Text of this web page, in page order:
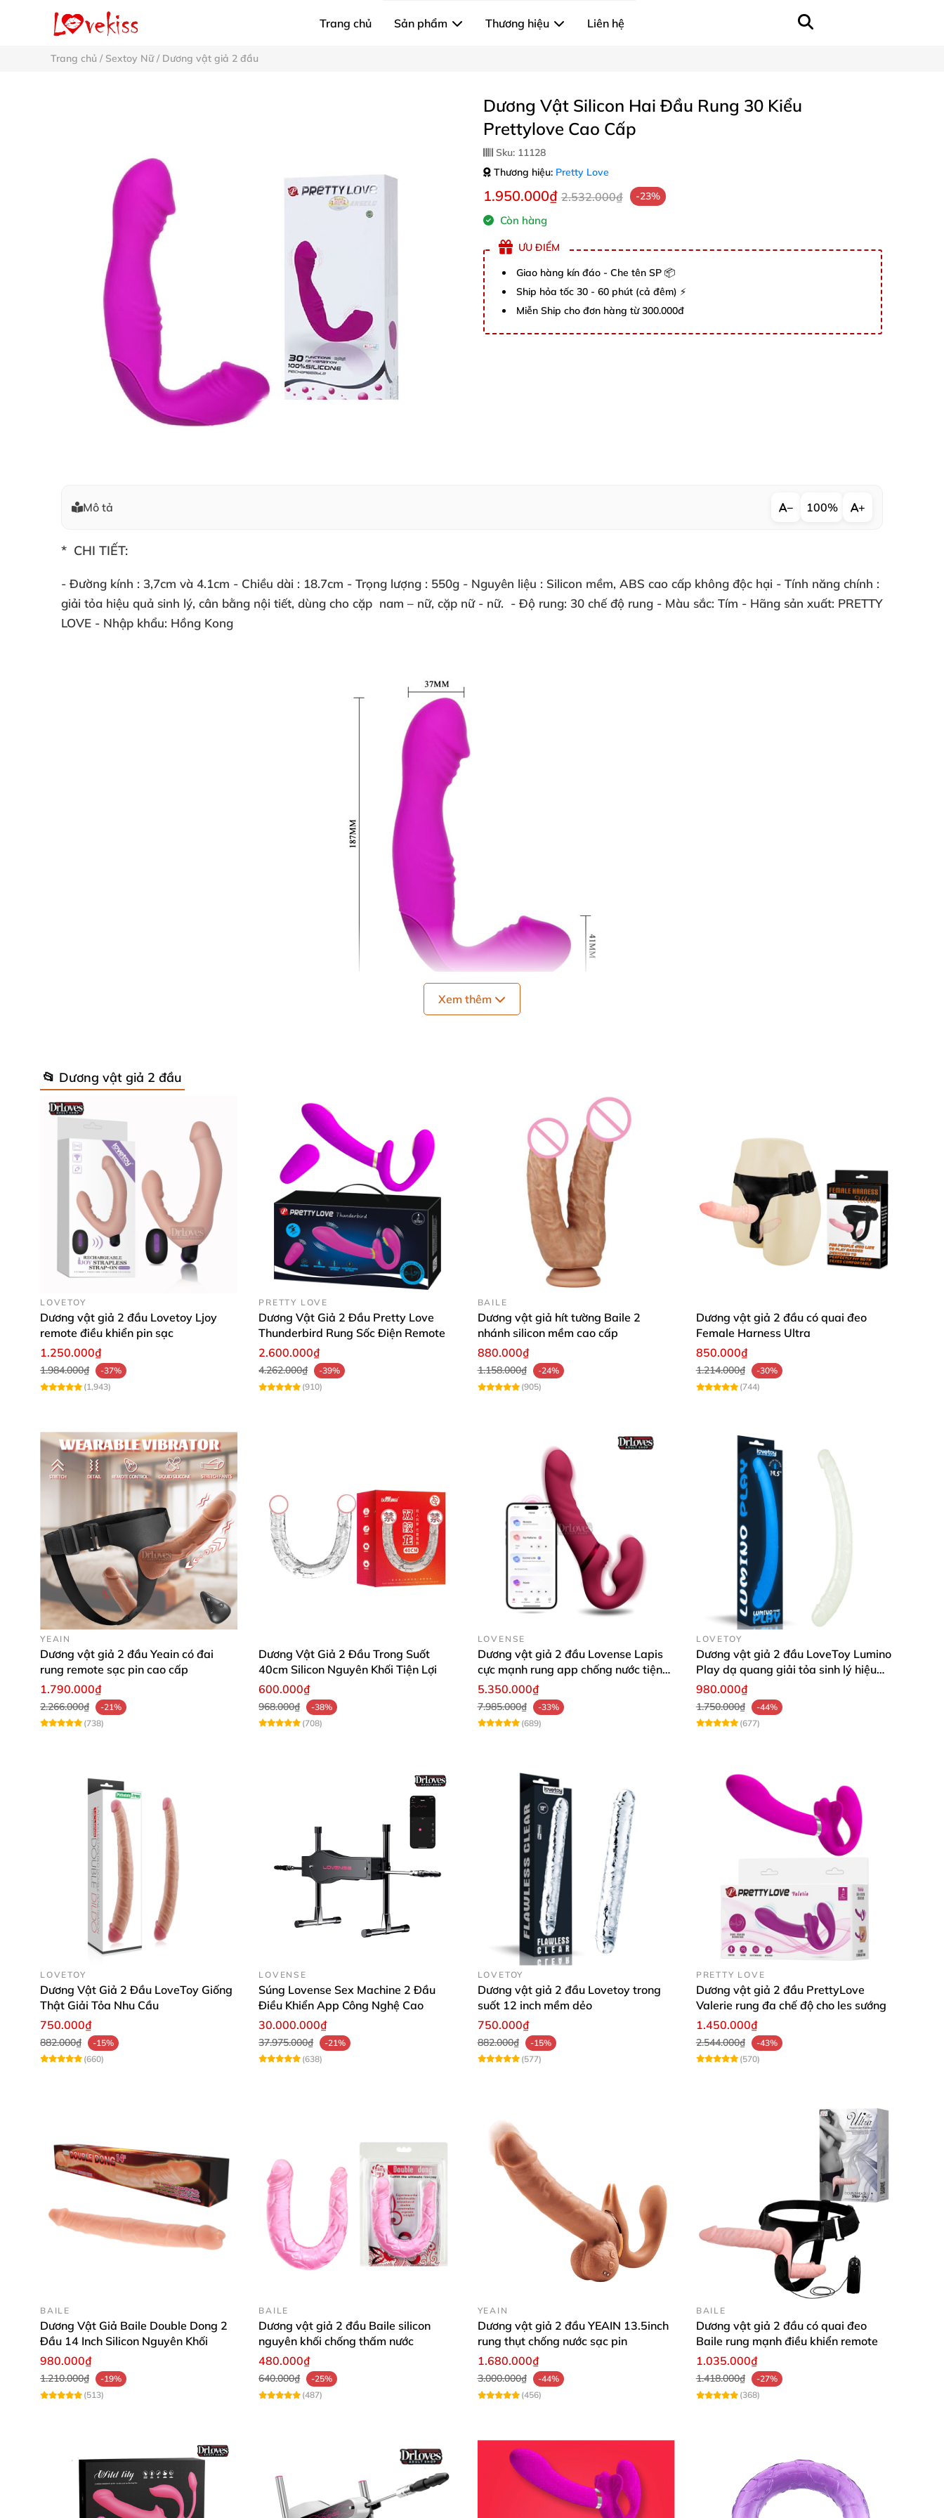
Trang chủ Sản phẩm Thương hiệu Liên hệ
Trang chủ / Sextoy Nữ/ Dương vật giả 2 đầu
Dương Vật Silicon Hai Đầu Rung 30 Kiểu
Prettylove Cao Cấp
Sku: 11128
Thương hiệu: Pretty Love
1.950.000₫ 2.532.000₫ -23%
Còn hàng
ƯU ĐIỂM
Giao hàng kín đáo - Che tên SP 📦
Ship hỏa tốc 30 - 60 phút (cả đêm) ⚡
Miễn Ship cho đơn hàng từ 300.000đ
Mô tả − 100% +
* CHI TIẾT:
- Đường kính : 3,7cm và 4.1cm - Chiều dài : 18.7cm - Trọng lượng : 550g - Nguyên liệu : Silicon mềm, ABS cao cấp không độc hại - Tính năng chính :
giải tỏa hiệu quả sinh lý, cân bằng nội tiết, dùng cho cặp nam – nữ, cặp nữ - nữ. - Độ rung: 30 chế độ rung - Màu sắc: Tím - Hãng sản xuất: PRETTY
LOVE - Nhập khẩu: Hồng Kong
thoải mái và 1 lúc có thể sử dụng cả hai đầu.
Sản phẩm có thể dùng cho các cặp vợ chồng: một đầu sẽ kích thích âm đạo của vợ, còn 1 đầu sẽ kích thích hậu môn của chồng.
Được thiết kế
dạng sạc pin rung với 30 chế độ rung khác nhau dễ dàng đem lại cho bạn và người ấy những cung bậc cảm xúc khó quên, dễ dàng kích thích và
hưng phấn cho cả hai có những phút thăng hoa hoàn hảo. Ngoài ra cũng phù hợp cho các cặp Nữ - nữ hai người có thể vẫn ngắm nhìn nhau để dạt
cảm giác mong muốn
*Mách bạn: - Sản phẩm mềm mại nhưng khi sử dụng thì bạn nên thêm chút gel bôi trơn để thực hiện được dễ dàng hơn.
Xem thêm
📂 Dương vật giả 2 đầu
LOVETOY
Dương vật giả 2 đầu Lovetoy Ljoy
remote điều khiển pin sạc
1.250.000₫
1.984.000₫
-37%
(1,943)
PRETTY LOVE
Dương Vật Giả 2 Đầu Pretty Love
Thunderbird Rung Sốc Điện Remote
2.600.000₫
4.262.000₫
-39%
(910)
BAILE
Dương vật giả hít tường Baile 2
nhánh silicon mềm cao cấp
880.000₫
1.158.000₫
-24%
(905)
Dương vật giả 2 đầu có quai đeo
Female Harness Ultra
850.000₫
1.214.000₫
-30%
(744)
YEAIN
Dương vật giả 2 đầu Yeain có đai
rung remote sạc pin cao cấp
1.790.000₫
2.266.000₫
-21%
(738)
Dương Vật Giả 2 Đầu Trong Suốt
40cm Silicon Nguyên Khối Tiện Lợi
600.000₫
968.000₫
-38%
(708)
LOVENSE
Dương vật giả 2 đầu Lovense Lapis
cực mạnh rung app chống nước tiện
lợi
5.350.000₫
7.985.000₫
-33%
(689)
LOVETOY
Dương vật giả 2 đầu LoveToy Lumino
Play dạ quang giải tỏa sinh lý hiệu
quả
980.000₫
1.750.000₫
-44%
(677)
LOVETOY
Dương Vật Giả 2 Đầu LoveToy Giống
Thật Giải Tỏa Nhu Cầu
750.000₫
882.000₫
-15%
(660)
LOVENSE
Súng Lovense Sex Machine 2 Đầu
Điều Khiển App Công Nghệ Cao
30.000.000₫
37.975.000₫
-21%
(638)
LOVETOY
Dương vật giả 2 đầu Lovetoy trong
suốt 12 inch mềm dẻo
750.000₫
882.000₫
-15%
(577)
PRETTY LOVE
Dương vật giả 2 đầu PrettyLove
Valerie rung đa chế độ cho les sướng
1.450.000₫
2.544.000₫
-43%
(570)
BAILE
Dương Vật Giả Baile Double Dong 2
Đầu 14 Inch Silicon Nguyên Khối
980.000₫
1.210.000₫
-19%
(513)
BAILE
Dương vật giả 2 đầu Baile silicon
nguyên khối chống thấm nước
480.000₫
640.000₫
-25%
(487)
YEAIN
Dương vật giả 2 đầu YEAIN 13.5inch
rung thụt chống nước sạc pin
1.680.000₫
3.000.000₫
-44%
(456)
BAILE
Dương vật giả 2 đầu có quai đeo
Baile rung mạnh điều khiển remote
1.035.000₫
1.418.000₫
-27%
(368)